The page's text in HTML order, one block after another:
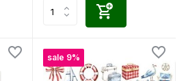
sale 9%